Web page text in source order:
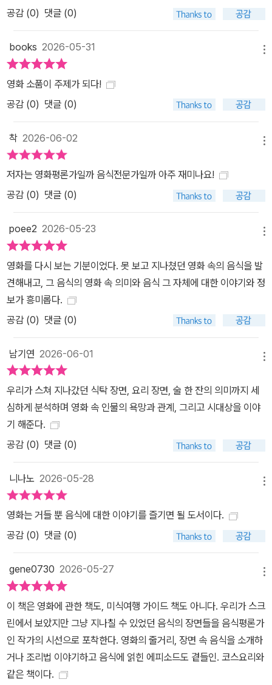
공감 (0) 댓글 (0)
books 2026-05-31
영화 소품이 주제가 되다!
공감 (0) 댓글 (0)
착 2026-06-02
저자는 영화평론가일까 음식전문가일까 아주 재미나요!
공감 (0) 댓글 (0)
poee2 2026-05-23
영화를 다시 보는 기분이었다. 못 보고 지나쳤던 영화 속의 음식을 발
견해내고, 그 음식의 영화 속 의미와 음식 그 자체에 대한 이야기와 정
보가 흥미롭다.
공감 (0) 댓글 (0)
남기연 2026-06-01
우리가 스쳐 지나갔던 식탁 장면, 요리 장면, 술 한 잔의 의미까지 세
심하게 분석하며 영화 속 인물의 욕망과 관계, 그리고 시대상을 이야
기 해준다.
공감 (0) 댓글 (0)
니나노 2026-05-28
영화는 거들 뿐 음식에 대한 이야기를 즐기면 될 도서이다.
공감 (0) 댓글 (0)
gene0730 2026-05-27
이 책은 영화에 관한 책도, 미식여행 가이드 책도 아니다. 우리가 스크
린에서 보았지만 그냥 지나칠 수 있었던 음식의 장면들을 음식평론가
인 작가의 시선으로 포착한다. 영화의 줄거리, 장면 속 음식을 소개하
거나 조리법 이야기하고 음식에 얽힌 에피소드도 곁들인. 코스요리와
같은 책이다.